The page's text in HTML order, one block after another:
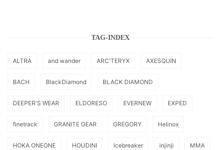
TAG-INDEX
ALTRA and wander ARC'TERYX AXESQUIN
BACH BlackDiamond BLACK DIAMOND
DEEPER'S WEAR ELDORESO EVERNEW EXPED
finetrack GRANITE GEAR GREGORY Helinox
HOKA ONEONE HOUDINI Icebreaker injinji MMA